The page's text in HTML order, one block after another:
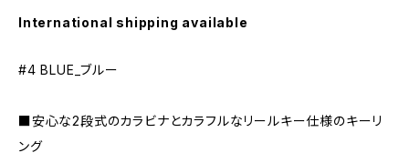
International shipping available
#4 BLUE_ブルー
■安心な2段式のカラビナとカラフルなリールキー仕様のキーリ
ング